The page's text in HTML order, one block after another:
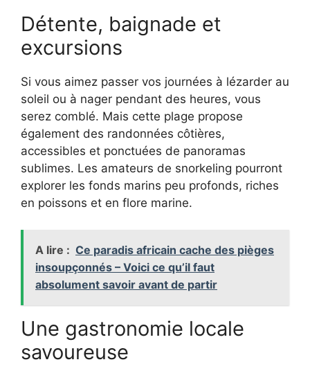
Détente, baignade et
excursions
Si vous aimez passer vos journées à lézarder au
soleil ou à nager pendant des heures, vous
serez comblé. Mais cette plage propose
également des randonnées côtières,
accessibles et ponctuées de panoramas
sublimes. Les amateurs de snorkeling pourront
explorer les fonds marins peu profonds, riches
en poissons et en flore marine.
A lire : Ce paradis africain cache des pièges
insoupçonnés – Voici ce qu’il faut
absolument savoir avant de partir
Une gastronomie locale
savoureuse